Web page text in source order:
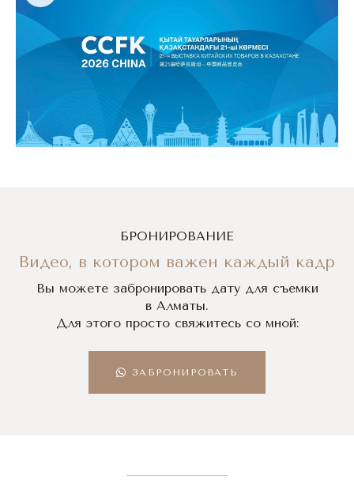
БРОНИРОВАНИЕ
Видео, в котором важен каждый кадр
Вы можете забронировать дату для съемки
в Алматы.
Для этого просто свяжитесь со мной:
ЗАБРОНИРОВАТЬ